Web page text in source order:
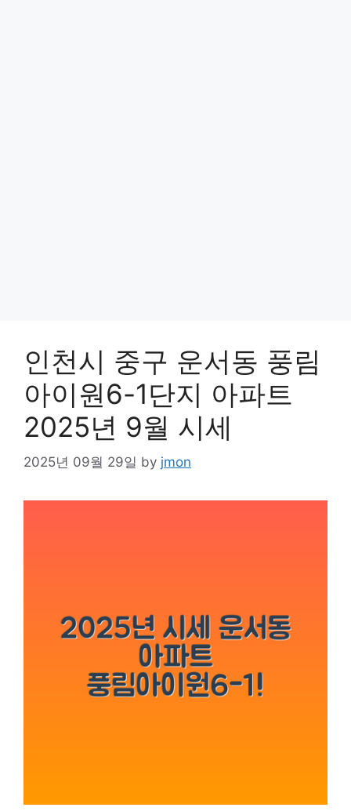
인천시 중구 운서동 풍림
아이원6-1단지 아파트
2025년 9월 시세
2025년 09월 29일 by jmon